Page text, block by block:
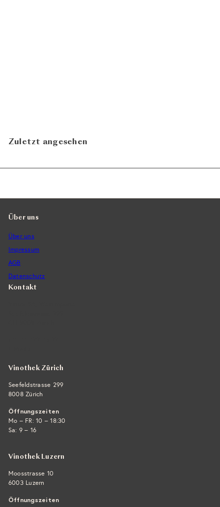
Zuletzt angesehen
Über uns
Über uns
Impressum
AGB
Datenschutz
Kontakt
Vinothek Zürich
Seefeldstrasse 299
8008 Zürich
Öffnungszeiten
Mo – FR: 10 – 18:30
Sa: 9 – 16
Vinothek Luzern
Moosstrasse 10
6003 Luzern
Öffnungszeiten